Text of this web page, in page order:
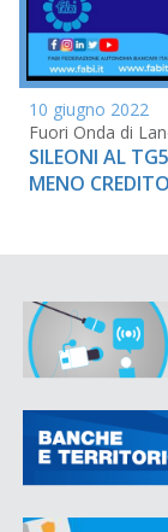
10 giugno 2022
Fuori Onda di
SILEONI AL
MENO